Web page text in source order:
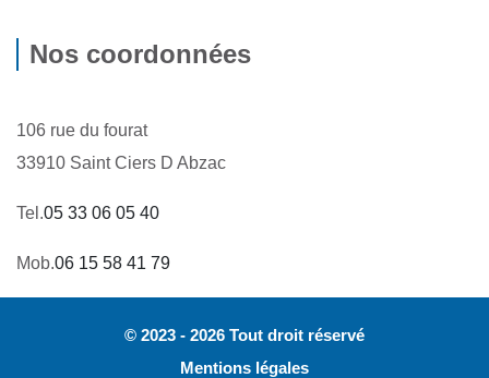
Nos coordonnées
106 rue du fourat
33910 Saint Ciers D Abzac
Tel.05 33 06 05 40
Mob.06 15 58 41 79
© 2023 - 2026 Tout droit réservé
Mentions légales